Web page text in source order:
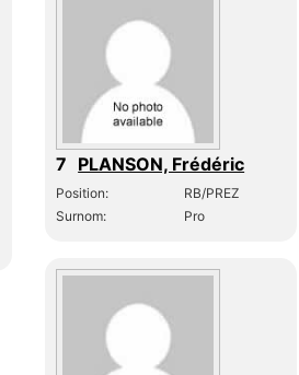
7 PLANSON, Frédéric
Position:
RB/PREZ
Surnom:
Pro